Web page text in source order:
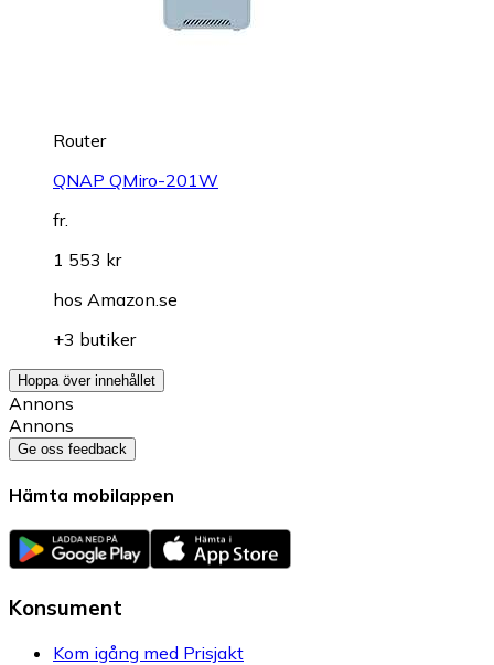
Router
QNAP QMiro-201W
fr.
1 553 kr
hos Amazon.se
+3 butiker
Hoppa över innehållet
Annons
Annons
Ge oss feedback
Hämta mobilappen
Konsument
Kom igång med Prisjakt